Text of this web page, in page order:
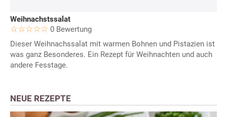
Weihnachstssalat
0 Bewertung
Dieser Weihnachssalat mit warmen Bohnen und Pistazien ist
was ganz Besonderes. Ein Rezept für Weihnachten und auch
andere Fesstage.
NEUE REZEPTE